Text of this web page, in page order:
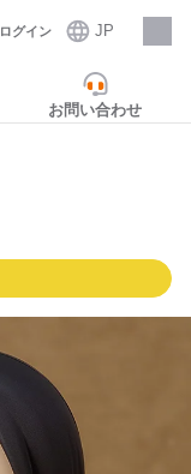
ログイン JP
採用情報
お問い合わせ